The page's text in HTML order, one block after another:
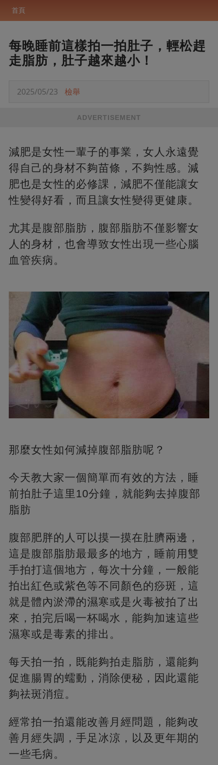
首頁
每晚睡前這樣拍一拍肚子，輕松趕
走脂肪，肚子越來越小！
2025/05/23 檢舉
ADVERTISEMENT
減肥是女性一輩子的事業，女人永遠覺
得自己的身材不夠苗條，不夠性感。減
肥也是女性的必修課，減肥不僅能讓女
性變得好看，而且讓女性變得更健康。
尤其是腹部脂肪，腹部脂肪不僅影響女
人的身材，也會導致女性出現一些心腦
血管疾病。
那麼女性如何減掉腹部脂肪呢？
今天教大家一個簡單而有效的方法，睡
前拍肚子這里10分鐘，就能夠去掉腹部
脂肪
腹部肥胖的人可以摸一摸在肚臍兩邊，
這是腹部脂肪最最多的地方，睡前用雙
手拍打這個地方，每次十分鐘，一般能
拍出紅色或紫色等不同顏色的痧斑，這
就是體內淤滯的濕寒或是火毒被拍了出
來，拍完后喝一杯喝水，能夠加速這些
濕寒或是毒素的排出。
每天拍一拍，既能夠拍走脂肪，還能夠
促進腸胃的蠕動，消除便秘，因此還能
夠祛斑消痘。
經常拍一拍還能改善月經問題，能夠改
善月經失調，手足冰涼，以及更年期的
一些毛病。